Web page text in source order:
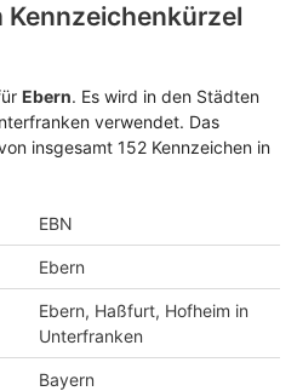
Ebern. Es wird in den Städten
verwendet. Das
insgesamt 152 Kennzeichen in
EBN
Ebern
Ebern, Haßfurt, Hofheim in
Unterfranken
Bayern